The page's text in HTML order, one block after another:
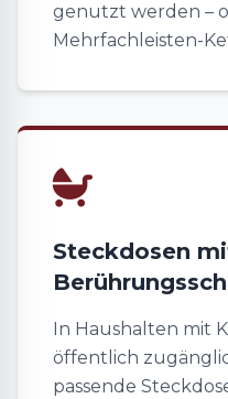
genutzt werden –
Mehrfachleisten-
Steckdosen
In Haushalten mit
öffentlich
passende